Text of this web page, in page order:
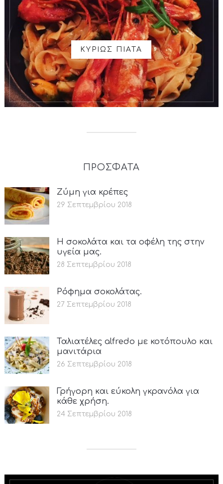
ΚΥΡΙΩΣ ΠΙΑΤΑ
ΠΡΟΣΦΑΤΑ
Ζύμη για κρέπες
29 Σεπτεμβρίου 2018
Η σοκολάτα και τα οφέλη της στην
υγεία μας.
28 Σεπτεμβρίου 2018
Ρόφημα σοκολάτας.
27 Σεπτεμβρίου 2018
Ταλιατέλες alfredo με κοτόπουλο και
μανιτάρια
26 Σεπτεμβρίου 2018
Γρήγορη και εύκολη γκρανόλα για
κάθε χρήση.
24 Σεπτεμβρίου 2018